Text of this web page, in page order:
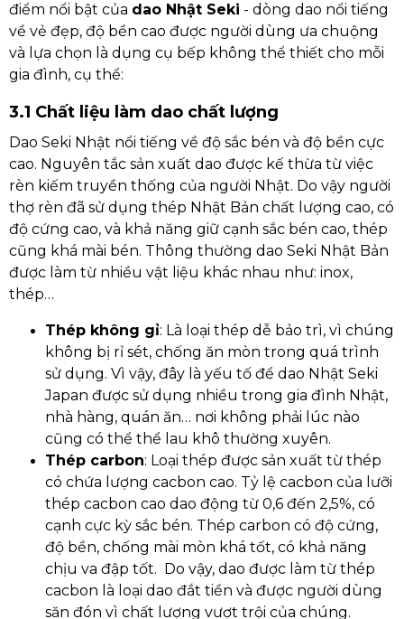
điểm nổi bật của dao Nhật Seki - dòng dao nổi tiếng
về vẻ đẹp, độ bền cao được người dùng ưa chuộng
và lựa chọn là dụng cụ bếp không thể thiết cho mỗi
gia đình, cụ thể:
3.1 Chất liệu làm dao chất lượng
Dao Seki Nhật nổi tiếng về độ sắc bén và độ bền cực
cao. Nguyên tắc sản xuất dao được kế thừa từ việc
rèn kiếm truyền thống của người Nhật. Do vậy người
thợ rèn đã sử dụng thép Nhật Bản chất lượng cao, có
độ cứng cao, và khả năng giữ cạnh sắc bén cao, thép
cũng khá mài bén. Thông thường dao Seki Nhật Bản
được làm từ nhiều vật liệu khác nhau như: inox,
thép…
Thép không gỉ: Là loại thép dễ bảo trì, vì chúng
không bị rỉ sét, chống ăn mòn trong quá trình
sử dụng. Vì vậy, đây là yếu tố để dao Nhật Seki
Japan được sử dụng nhiều trong gia đình Nhật,
nhà hàng, quán ăn… nơi không phải lúc nào
cũng có thể thể lau khô thường xuyên.
Thép carbon: Loại thép được sản xuất từ ​​thép
có chứa lượng cacbon cao. Tỷ lệ cacbon của lưỡi
thép cacbon cao dao động từ 0,6 đến 2,5%, có
cạnh cực kỳ sắc bén. Thép carbon có độ cứng,
độ bền, chống mài mòn khá tốt, có khả năng
chịu va đập tốt. Do vậy, dao được làm từ thép
cacbon là loại dao đắt tiền và được người dùng
săn đón vì chất lượng vượt trội của chúng.